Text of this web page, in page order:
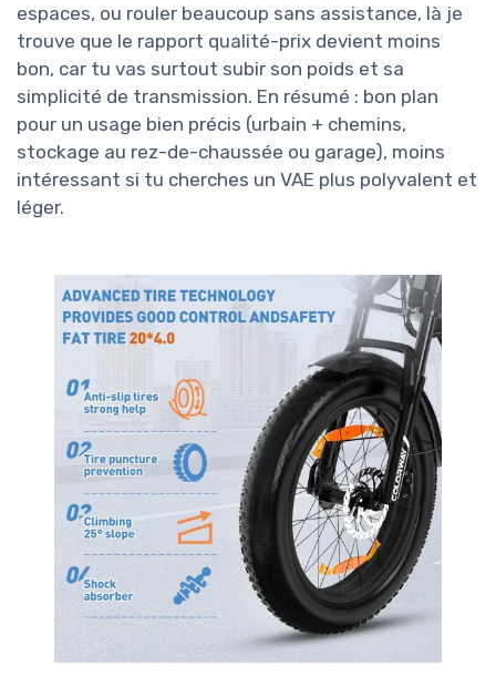
espaces, ou rouler beaucoup sans assistance, là je
trouve que le rapport qualité-prix devient moins
bon, car tu vas surtout subir son poids et sa
simplicité de transmission. En résumé : bon plan
pour un usage bien précis (urbain + chemins,
stockage au rez-de-chaussée ou garage), moins
intéressant si tu cherches un VAE plus polyvalent et
léger.